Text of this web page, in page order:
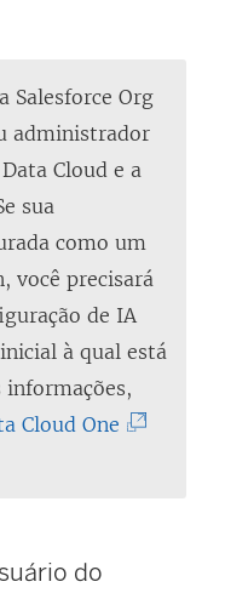
Salesforce Org
administrador
Cloud e a
sua
como um
você precisará
de IA
à qual está
informações,
Cloud One
do